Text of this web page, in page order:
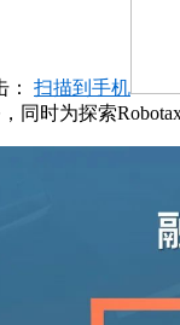
： 扫描到手机
同时为探索